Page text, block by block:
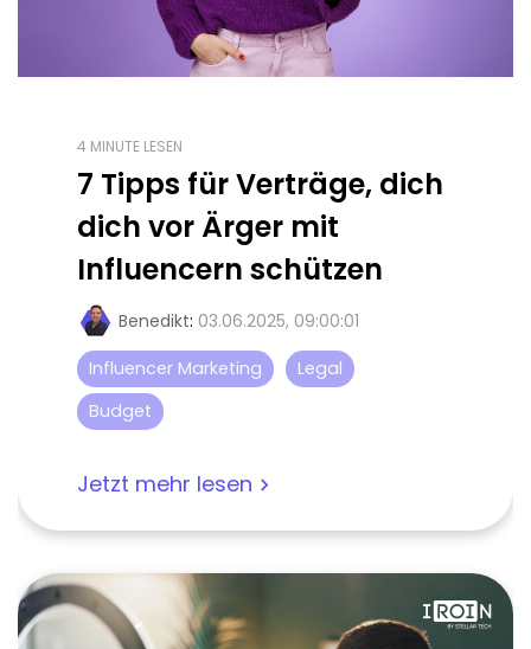
4 MINUTE LESEN
7 Tipps für Verträge, dich
dich vor Ärger mit
Influencern schützen
Benedikt: 03.06.2025, 09:00:01
Influencer Marketing
Legal
Budget
Jetzt mehr lesen